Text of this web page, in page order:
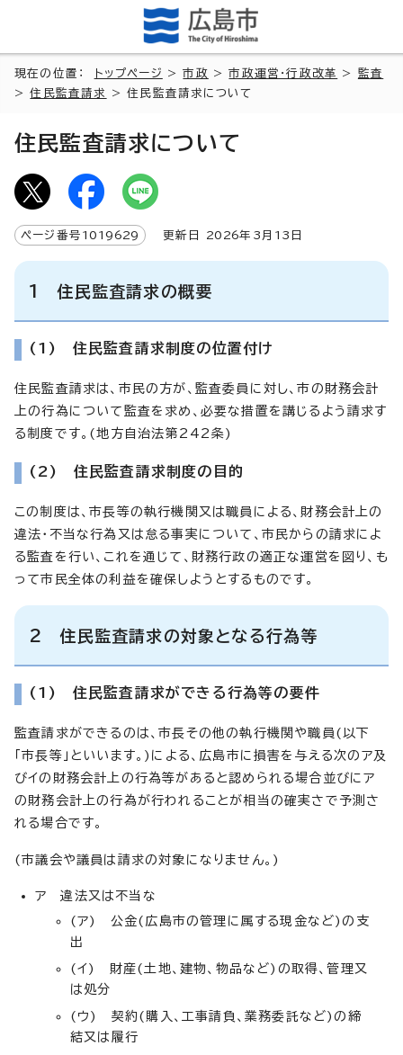
現在の位置： トップページ >市政 >市政運営・行政改革 > 監査
>住民監査請求 > 住民監査請求について
住民監査請求について
ページ番号 1019629 更新日 2026年3月 13 日
1 住民監査請求の概要
(1) 住民監査請求制度の位置付け
住民監査請求は、市民の方が、監査委員に対し、市の財務会計
上の行為について監査を求め、必要な措置を講じるよう請求す
る制度です。(地方自治法第242条)
(2) 住民監査請求制度の目的
この制度は、市長等の執行機関又は職員による、財務会計上の
違法・不当な行為又は怠る事実について、市民からの請求によ
る監査を行い、これを通じて、財務行政の適正な運営を図り、も
って市民全体の利益を確保しようとするものです。
2 住民監査請求の対象となる行為等
(1) 住民監査請求ができる行為等の要件
監査請求ができるのは、市長その他の執行機関や職員(以下
「市長等」といいます。)による、広島市に損害を与える次のア及
びイの財務会計上の行為等があると認められる場合並びにア
の財務会計上の行為が行われることが相当の確実さで予測さ
れる場合です。
(市議会や議員は請求の対象になりません。)
ア 違法又は不当な
(ア) 公金(広島市の管理に属する現金など)の支
出
(イ) 財産(土地、建物、物品など)の取得、管理又
は処分
(ウ) 契約(購入、工事請負、業務委託など)の締
結又は履行